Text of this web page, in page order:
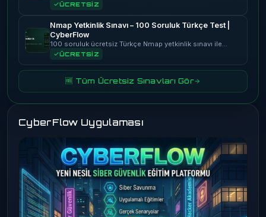
ÜCRETSİZ
Nmap Yetkinlik Sınavı – 100 Soruluk Türkçe Test |
CyberFlow
100 soruluk ücretsiz Türkçe Nmap yetkinlik sınavı ile…
ÜCRETSİZ
🆓 Tüm Ücretsiz Sınavları Gör
CyberFlow Uygulaması